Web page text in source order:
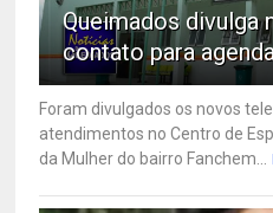
Queimados divulga
contato para
Foram divulgados os novos
atendimentos no Centro de
da Mulher do bairro Fanchem...